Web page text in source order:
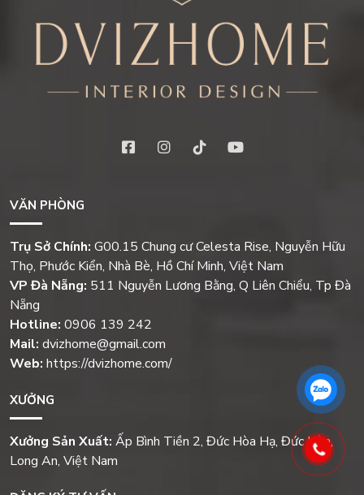
VĂN PHÒNG
Trụ Sở Chính: G00.15 Chung cư Celesta Rise, Nguyễn Hữu
Thọ, Phước Kiển, Nhà Bè, Hồ Chí Minh, Việt Nam
VP Đà Nẵng: 511 Nguyễn Lương Bằng, Q Liên Chiểu, Tp Đà
Nẵng
Hotline: 0906 139 242
Mail: dvizhome@gmail.com
Web: https://dvizhome.com/
XƯỞNG
Xưởng Sản Xuất: Ấp Bình Tiền 2, Đức Hòa Hạ, Đức Hòa,
Long An, Việt Nam